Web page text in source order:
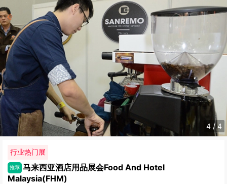
4 /4
行业热门展
推荐 马来西亚酒店用品展会Food And Hotel
Malaysia(FHM)